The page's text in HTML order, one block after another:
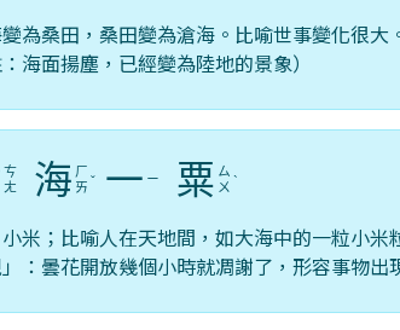
為桑田，桑田變為滄海。比喻世事變化很大
：海面揚塵，已經變為陸地的景象）
ㄘ
ㄤ
海 ㄏ
ㄞ ˇ 一 ㄧ 粟 ㄙ
ㄨ ˋ
米；比喻人在天地間，如大海中的一粒小米
：曇花開放幾個小時就凋謝了，形容事物出